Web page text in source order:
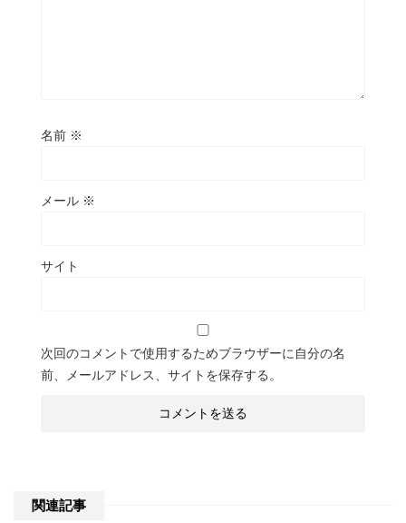
名前 ※
メール ※
サイト
次回のコメントで使用するためブラウザーに自分の名
前、メールアドレス、サイトを保存する。
関連記事